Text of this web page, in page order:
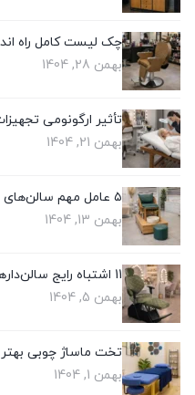
چک‌ لیست کامل راه‌
بهمن 28, 1404
تأثیر ارگونومی
بهمن 21, 1404
۵ عامل مهم سالن‌های زیبایی موفق
بهمن 13, 1404
11 اشتباه رایج سالن‌دارها
بهمن 5, 1404
تخت ماساژ چوبی
بهمن 1, 1404